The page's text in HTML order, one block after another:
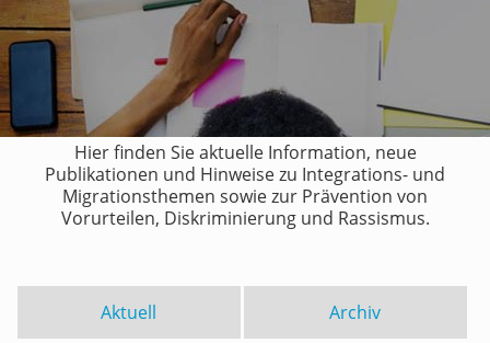
Hier finden Sie aktuelle Information, neue
Publikationen und Hinweise zu Integrations- und
Migrationsthemen sowie zur Prävention von
Vorurteilen, Diskriminierung und Rassismus.
Aktuell Archiv